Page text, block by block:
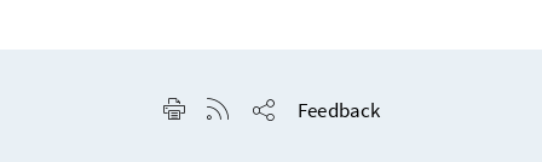
Seite drucken
RSS-Feed anzeigen
Feedback